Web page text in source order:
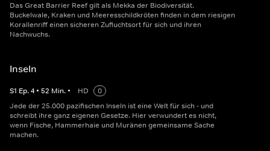
Das Great Barrier Reef gilt als Mekka der Biodiversität.
Buckelwale, Kraken und Meeresschildkröten finden in dem riesigen
Korallenriff einen sicheren Zufluchtsort für sich und ihren
Nachwuchs.
Inseln
S1 Ep.4 • 52 Min. • HD
0
Jede der 25.000 pazifischen Inseln ist eine Welt für sich - und
schreibt ihre ganz eigenen Gesetze. Hier verwundert es nicht,
wenn Fische, Hammerhaie und Muränen gemeinsame Sache
machen.